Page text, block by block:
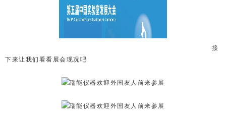
接
下来让我们看看展会现况吧